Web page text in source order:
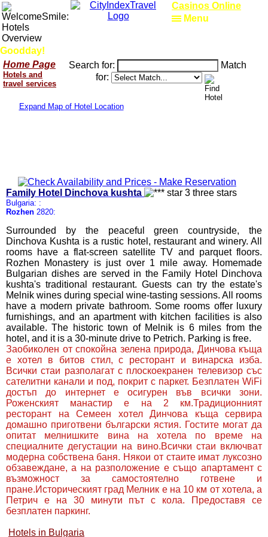
Goodday!
Casinos Online
Home Page
Hotels and
travel services
Search for:
Match
for:
Expand Map of Hotel Location
Family Hotel Dinchova kushta
Bulgaria: :
Rozhen 2820:
Surrounded by the peaceful green countryside, the
Dinchova Kushta is a rustic hotel, restaurant and winery. All
rooms have a flat-screen satellite TV and parquet floors.
Rozhen Monastery is just over 1 mile away. Homemade
Bulgarian dishes are served in the Family Hotel Dinchova
kushta's traditional restaurant. Guests can try the estate's
Melnik wines during special wine-tasting sessions. All rooms
have a modern private bathroom. Some rooms offer luxury
furnishings, and an apartment with kitchen facilities is also
available. The historic town of Melnik is 6 miles from the
hotel, and it is a 30-minute drive to Petrich. Parking is free.
Заобиколен от спокойна зелена природа, Динчова къща
е хотел в битов стил, с ресторант и винарска изба.
Всички стаи разполагат с плоскоекранен телевизор със
сателитни канали и под, покрит с паркет. Безплатен WiFi
достъп до интернет е осигурен във всички зони.
Роженският манастир е на 2 км.Традиционният
ресторант на Семеен хотел Динчова къща сервира
домашно приготвени български ястия. Гостите могат да
опитат мелнишките вина на хотела по време на
специалните дегустации на вино.Всички стаи включват
модерна собствена баня. Някои от стаите имат луксозно
обзавеждане, а на разположение е също апартамент с
възможност за самостоятелно готвене и
пране.Историческият град Мелник е на 10 км от хотела, а
Петрич е на 30 минути път с кола. Предоставя се
безплатен паркинг.
Hotels in Bulgaria
Menu